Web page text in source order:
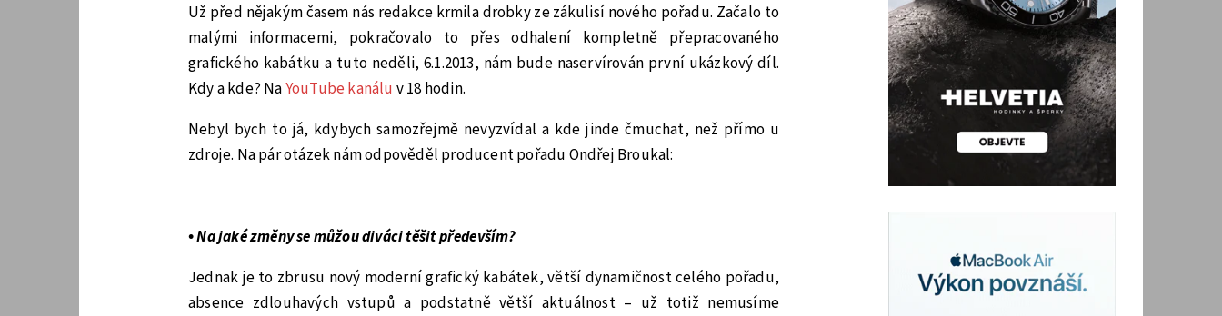
Už před nějakým časem nás redakce krmila drobky ze zákulisí nového pořadu. Začalo to
malými informacemi, pokračovalo to přes odhalení kompletně přepracovaného
grafického kabátku a tuto neděli, 6.1.2013, nám bude naservírován první ukázkový díl.
Kdy a kde? NaYouTube kanálu v 18 hodin.
Nebyl bych to já, kdybych samozřejmě nevyzvídal a kde jinde čmuchat, než přímo u
zdroje. Na pár otázek nám odpověděl producent pořadu Ondřej Broukal:
• Na jaké změny se můžou diváci těšit především?
Jednak je to zbrusu nový moderní grafický kabátek, větší dynamičnost celého pořadu,
absence zdlouhavých vstupů a podstatně větší aktuálnost – už totiž nemusíme